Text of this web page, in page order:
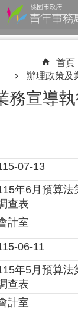
首頁
辦理政策及
務宣導
07-13
年6月預算法
查表
計室
06-11
年5月預算法
查表
計室